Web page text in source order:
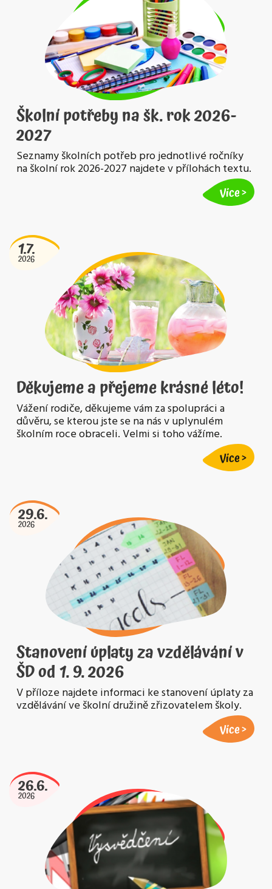
Školní potřeby na šk. rok 2026-
2027
Seznamy školních potřeb pro jednotlivé ročníky
na školní rok 2026-2027 najdete v přílohách textu.
Více
1.7.
2026
Děkujeme a přejeme krásné léto!
Vážení rodiče, děkujeme vám za spolupráci a
důvěru, se kterou jste se na nás v uplynulém
školním roce obraceli. Velmi si toho vážíme.
Více
29.6.
2026
Stanovení úplaty za vzdělávání v
ŠD od 1. 9. 2026
V příloze najdete informaci ke stanovení úplaty za
vzdělávání ve školní družině zřizovatelem školy.
Více
26.6.
2026